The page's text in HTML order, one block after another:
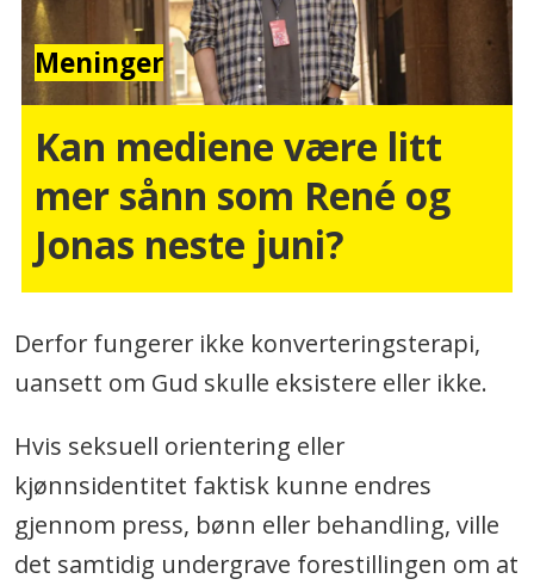
Meninger
Kan mediene være litt
mer sånn som René og
Jonas neste juni?
Derfor fungerer ikke konverteringsterapi,
uansett om Gud skulle eksistere eller ikke.
Hvis seksuell orientering eller
kjønnsidentitet faktisk kunne endres
gjennom press, bønn eller behandling, ville
det samtidig undergrave forestillingen om at